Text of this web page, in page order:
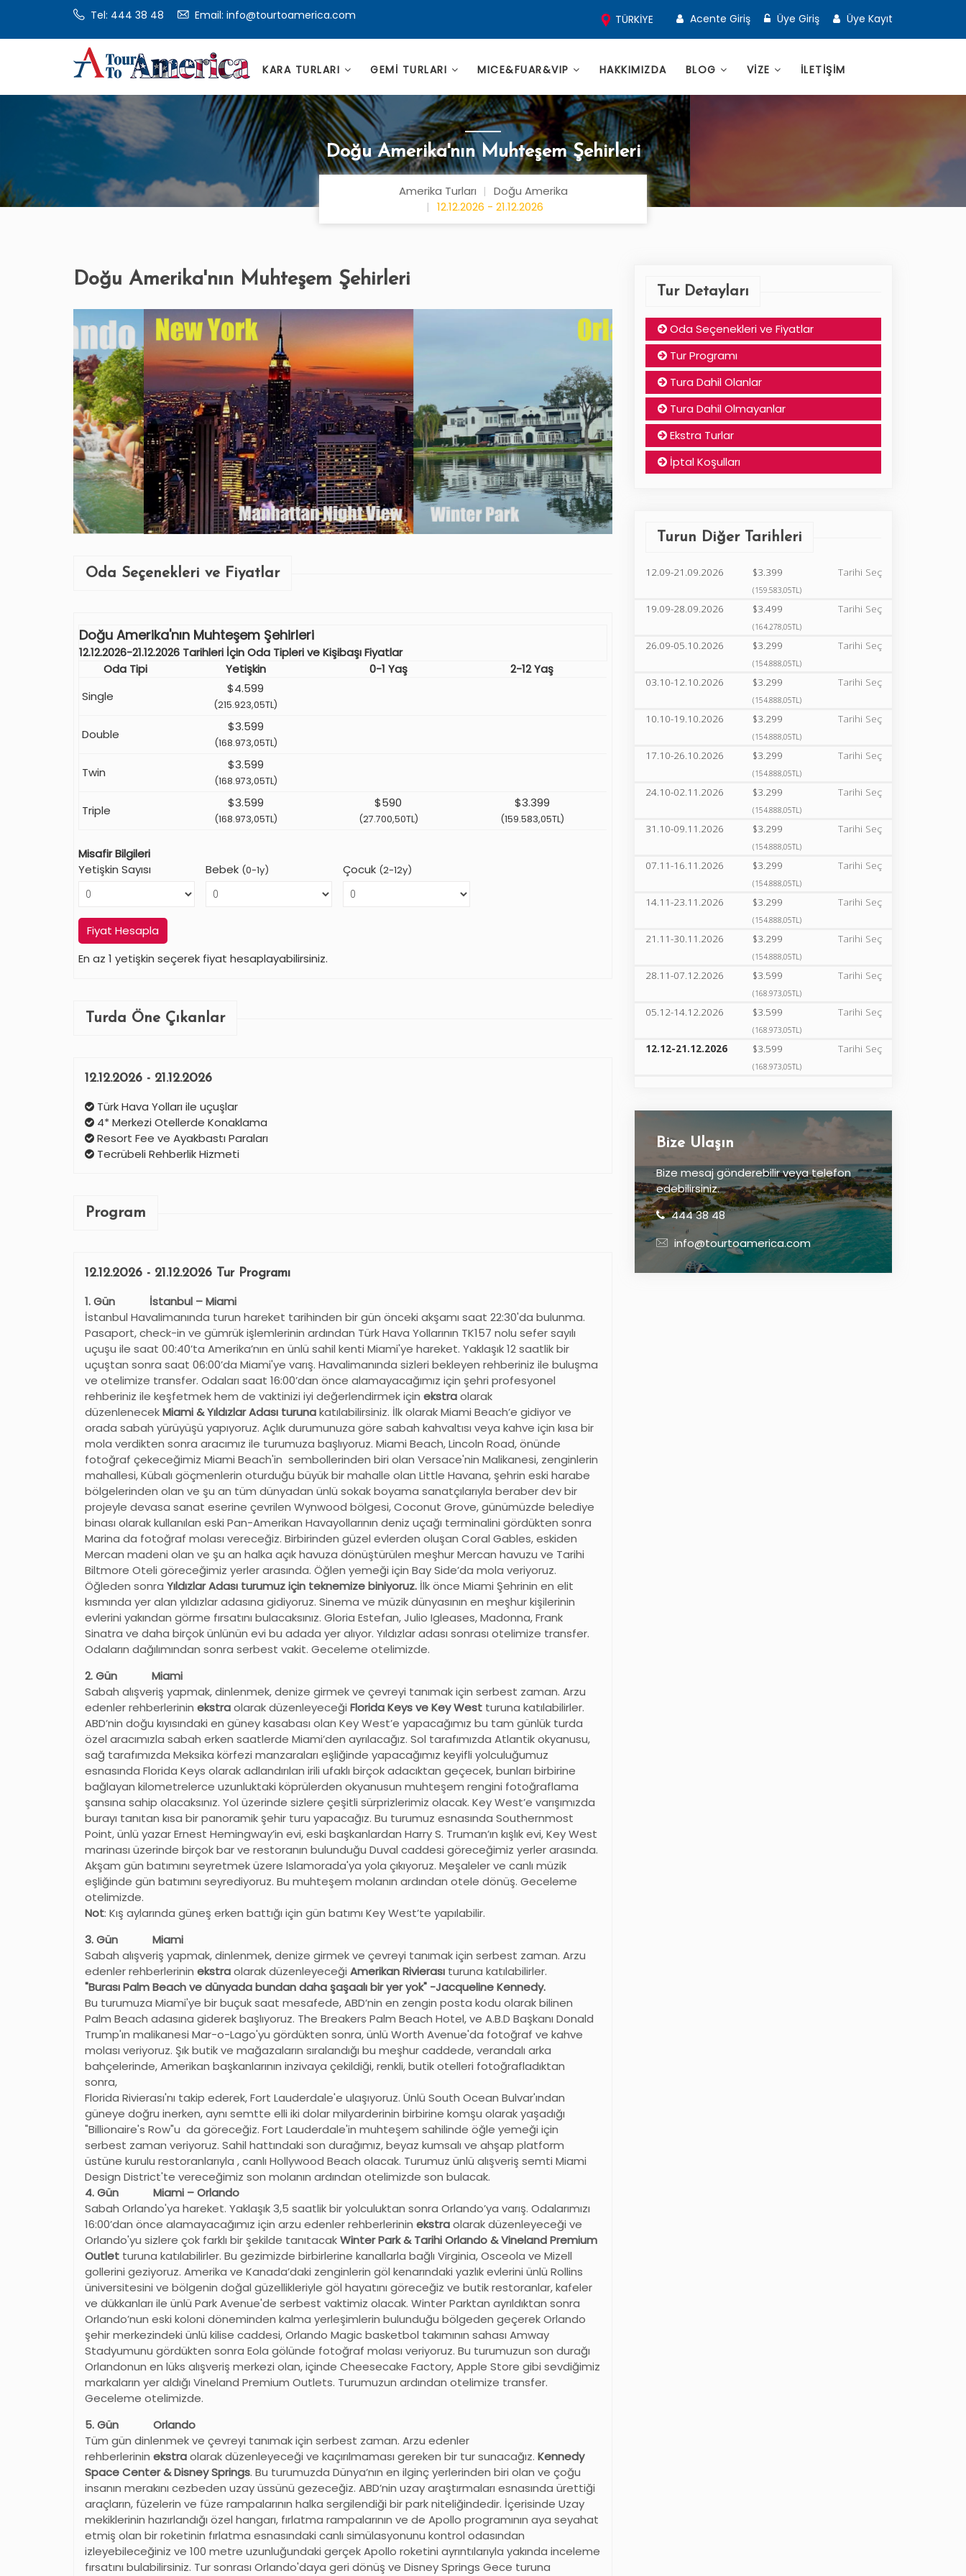
Tel: 444 38 48 Email: info@tourtoamerica.com TÜRKİYE Acente Giriş Üye Giriş Üye Kayıt
KARA TURLARI GEMİ TURLARI MICE&FUAR&VIP HAKKIMIZDA BLOG VİZE İLETİŞİM
Doğu Amerika'nın Muhteşem Şehirleri
Amerika Turları
Doğu Amerika
12.12.2026 - 21.12.2026
Doğu Amerika'nın Muhteşem Şehirleri
Oda Seçenekleri ve Fiyatlar
Doğu Amerika'nın Muhteşem Şehirleri
12.12.2026-21.12.2026 Tarihleri İçin Oda Tipleri ve Kişibaşı Fiyatlar
Oda Tipi
Yetişkin 0-1 Yaş
2-12 Yaş
Single
$4.599
(215.923,05TL)
Double
$3.599
(168.973,05TL)
Twin
$3.599
(168.973,05TL)
Triple
$3.599
(168.973,05TL)
$590
(27.700,50TL)
$3.399
(159.583,05TL)
Misafir Bilgileri
Yetişkin Sayısı
Bebek (0-1y) Çocuk (2-12y)
Fiyat Hesapla
En az 1 yetişkin seçerek fiyat hesaplayabilirsiniz.
Turda Öne Çıkanlar
12.12.2026 - 21.12.2026
Türk Hava Yolları ile uçuşlar
4* Merkezi Otellerde Konaklama
Resort Fee ve Ayakbastı Paraları
Tecrübeli Rehberlik Hizmeti
Program
12.12.2026 - 21.12.2026 Tur Programı
1. Gün İstanbul – Miami
İstanbul Havalimanında turun hareket tarihinden bir gün önceki akşamı saat 22:30'da bulunma.
Pasaport, check-in ve gümrük işlemlerinin ardından Türk Hava Yollarının TK157 nolu sefer sayılı
uçuşu ile saat 00:40’ta Amerika’nın en ünlü sahil kenti Miami'ye hareket. Yaklaşık 12 saatlik bir
uçuştan sonra saat 06:00’da Miami'ye varış. Havalimanında sizleri bekleyen rehberiniz ile buluşma
ve otelimize transfer. Odaları saat 16:00’dan önce alamayacağımız için şehri profesyonel
rehberiniz ile keşfetmek hem de vaktinizi iyi değerlendirmek için ekstraolarak
düzenlenecekMiami & Yıldızlar Adası turunakatılabilirsiniz. İlk olarak Miami Beach’e gidiyor ve
orada sabah yürüyüşü yapıyoruz. Açlık durumunuza göre sabah kahvaltısı veya kahve için kısa bir
mola verdikten sonra aracımız ile turumuza başlıyoruz. Miami Beach, Lincoln Road, önünde
fotoğraf çekeceğimiz Miami Beach'in sembollerinden biri olan Versace'nin Malikanesi, zenginlerin
mahallesi, Kübalı göçmenlerin oturduğu büyük bir mahalle olan Little Havana, şehrin eski harabe
bölgelerinden olan ve şu an tüm dünyadan ünlü sokak boyama sanatçılarıyla beraber dev bir
projeyle devasa sanat eserine çevrilen Wynwood bölgesi, Coconut Grove, günümüzde belediye
binası olarak kullanılan eski Pan-Amerikan Havayollarının deniz uçağı terminalini gördükten sonra
Marina da fotoğraf molası vereceğiz. Birbirinden güzel evlerden oluşan Coral Gables, eskiden
Mercan madeni olan ve şu an halka açık havuza dönüştürülen meşhur Mercan havuzu ve Tarihi
Biltmore Oteli göreceğimiz yerler arasında. Öğlen yemeği için Bay Side’da mola veriyoruz.
Öğleden sonra Yıldızlar Adası turumuz için teknemize biniyoruz. İlk önce Miami Şehrinin en elit
kısmında yer alan yıldızlar adasına gidiyoruz. Sinema ve müzik dünyasının en meşhur kişilerinin
evlerini yakından görme fırsatını bulacaksınız. Gloria Estefan, Julio Igleases, Madonna, Frank
Sinatra ve daha birçok ünlünün evi bu adada yer alıyor. Yıldızlar adası sonrası otelimize transfer.
Odaların dağılımından sonra serbest vakit. Geceleme otelimizde.
2. Gün Miami
Sabah alışveriş yapmak, dinlenmek, denize girmek ve çevreyi tanımak için serbest zaman. Arzu
edenler rehberlerinin ekstraolarak düzenleyeceği Florida Keys ve Key West turuna katılabilirler.
ABD’nin doğu kıyısındaki en güney kasabası olan Key West’e yapacağımız bu tam günlük turda
özel aracımızla sabah erken saatlerde Miami’den ayrılacağız. Sol tarafımızda Atlantik okyanusu,
sağ tarafımızda Meksika körfezi manzaraları eşliğinde yapacağımız keyifli yolculuğumuz
esnasında Florida Keys olarak adlandırılan irili ufaklı birçok adacıktan geçecek, bunları birbirine
bağlayan kilometrelerce uzunluktaki köprülerden okyanusun muhteşem rengini fotoğraflama
şansına sahip olacaksınız. Yol üzerinde sizlere çeşitli sürprizlerimiz olacak. Key West’e varışımızda
burayı tanıtan kısa bir panoramik şehir turu yapacağız. Bu turumuz esnasında Southernmost
Point, ünlü yazar Ernest Hemingway’in evi, eski başkanlardan Harry S. Truman’ın kışlık evi, Key West
marinası üzerinde birçok bar ve restoranın bulunduğu Duval caddesi göreceğimiz yerler arasında.
Akşam gün batımını seyretmek üzere Islamorada'ya yola çıkıyoruz. Meşaleler ve canlı müzik
eşliğinde gün batımını seyrediyoruz. Bu muhteşem molanın ardından otele dönüş. Geceleme
otelimizde.
Not: Kış aylarında güneş erken battığı için gün batımı Key West’te yapılabilir.
3. Gün Miami
Sabah alışveriş yapmak, dinlenmek, denize girmek ve çevreyi tanımak için serbest zaman. Arzu
edenler rehberlerinin ekstraolarak düzenleyeceği Amerikan Rivierası turuna katılabilirler.
"Burası Palm Beach ve dünyada bundan daha şaşaalı bir yer yok" -Jacqueline Kennedy.
Bu turumuza Miami'ye bir buçuk saat mesafede, ABD’nin en zengin posta kodu olarak bilinen
Palm Beach adasına giderek başlıyoruz. The Breakers Palm Beach Hotel, ve A.B.D Başkanı Donald
Trump'ın malikanesi Mar-o-Lago'yu gördükten sonra, ünlü Worth Avenue'da fotoğraf ve kahve
molası veriyoruz. Şık butik ve mağazaların sıralandığı bu meşhur caddede, verandalı arka
bahçelerinde, Amerikan başkanlarının inzivaya çekildiği, renkli, butik otelleri fotoğrafladıktan
sonra,
Florida Rivierası'nı takip ederek, Fort Lauderdale'e ulaşıyoruz. Ünlü South Ocean Bulvar'ından
güneye doğru inerken, aynı semtte elli iki dolar milyarderinin birbirine komşu olarak yaşadığı
"Billionaire's Row"u da göreceğiz. Fort Lauderdale'in muhteşem sahilinde öğle yemeği için
serbest zaman veriyoruz. Sahil hattındaki son durağımız, beyaz kumsalı ve ahşap platform
üstüne kurulu restoranlarıyla , canlı Hollywood Beach olacak. Turumuz ünlü alışveriş semti Miami
Design District'te vereceğimiz son molanın ardından otelimizde son bulacak.
4. Gün Miami – Orlando
Sabah Orlando'ya hareket. Yaklaşık 3,5 saatlik bir yolculuktan sonra Orlando’ya varış. Odalarımızı
16:00’dan önce alamayacağımız için arzu edenler rehberlerinin ekstraolarak düzenleyeceği ve
Orlando'yu sizlere çok farklı bir şekilde tanıtacakWinter Park & Tarihi Orlando & Vineland Premium
Outlet turuna katılabilirler. Bu gezimizde birbirlerine kanallarla bağlı Virginia, Osceola ve Mizell
gollerini geziyoruz. Amerika ve Kanada’daki zenginlerin göl kenarındaki yazlık evlerini ünlü Rollins
üniversitesini ve bölgenin doğal güzellikleriyle göl hayatını göreceğiz ve butik restoranlar, kafeler
ve dükkanları ile ünlü Park Avenue'de serbest vaktimiz olacak. Winter Parktan ayrıldıktan sonra
Orlando’nun eski koloni döneminden kalma yerleşimlerin bulunduğu bölgeden geçerek Orlando
şehir merkezindeki ünlü kilise caddesi, Orlando Magic basketbol takımının sahası Amway
Stadyumunu gördükten sonra Eola gölünde fotoğraf molası veriyoruz. Bu turumuzun son durağı
Orlandonun en lüks alışveriş merkezi olan, içinde Cheesecake Factory, Apple Store gibi sevdiğimiz
markaların yer aldığı Vineland Premium Outlets. Turumuzun ardından otelimize transfer.
Geceleme otelimizde.
5. Gün Orlando
Tüm gün dinlenmek ve çevreyi tanımak için serbest zaman. Arzu edenler
rehberlerinin ekstraolarak düzenleyeceği ve kaçırılmaması gereken bir tur sunacağız. Kennedy
Space Center & Disney Springs. Bu turumuzda Dünya’nın en ilginç yerlerinden biri olan ve çoğu
insanın merakını cezbeden uzay üssünü gezeceğiz. ABD’nin uzay araştırmaları esnasında ürettiği
araçların, füzelerin ve füze rampalarının halka sergilendiği bir park niteliğindedir. İçerisinde Uzay
mekiklerinin hazırlandığı özel hangarı, fırlatma rampalarının ve de Apollo programının aya seyahat
etmiş olan bir roketinin fırlatma esnasındaki canlı simülasyonunu kontrol odasından
izleyebileceğiniz ve 100 metre uzunluğundaki gerçek Apollo roketini ayrıntılarıyla yakında inceleme
fırsatını bulabilirsiniz. Tur sonrası Orlando'daya geri dönüş ve Disney Springs Gece turuna
Tur Detayları
Oda Seçenekleri ve Fiyatlar
Tur Programı
Tura Dahil Olanlar
Tura Dahil Olmayanlar
Ekstra Turlar
İptal Koşulları
Turun Diğer Tarihleri
12.09-21.09.2026 $3.399
(159.583,05TL)
Tarihi Seç
19.09-28.09.2026 $3.499
(164.278,05TL)
Tarihi Seç
26.09-05.10.2026 $3.299
(154.888,05TL)
Tarihi Seç
03.10-12.10.2026 $3.299
(154.888,05TL)
Tarihi Seç
10.10-19.10.2026 $3.299
(154.888,05TL)
Tarihi Seç
17.10-26.10.2026 $3.299
(154.888,05TL)
Tarihi Seç
24.10-02.11.2026 $3.299
(154.888,05TL)
Tarihi Seç
31.10-09.11.2026 $3.299
(154.888,05TL)
Tarihi Seç
07.11-16.11.2026 $3.299
(154.888,05TL)
Tarihi Seç
14.11-23.11.2026 $3.299
(154.888,05TL)
Tarihi Seç
21.11-30.11.2026 $3.299
(154.888,05TL)
Tarihi Seç
28.11-07.12.2026 $3.599
(168.973,05TL)
Tarihi Seç
05.12-14.12.2026 $3.599
(168.973,05TL)
Tarihi Seç
12.12-21.12.2026 $3.599
(168.973,05TL)
Tarihi Seç
Bize Ulaşın
Bize mesaj gönderebilir veya telefon
edebilirsiniz.
444 38 48
info@tourtoamerica.com